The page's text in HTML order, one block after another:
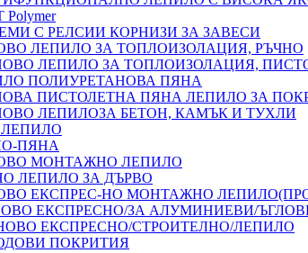
С РЕЛСИИ КОРНИЗИ ЗА ЗАВЕСИ
ЛЕПИЛО ЗА ТОПЛОИЗОЛАЦИЯ, РЪЧНО
ЛЕПИЛО ЗА ТОПЛОИЗОЛАЦИЯ,
ПОЛИУРЕТАНОВА ПЯНА
ПИСТОЛЕТНА ПЯНА ЛЕПИЛО ЗА
ЛЕПИЛОЗА БЕТОН, КАМЪК И ТУХЛИ
ЛЕПИЛО
ПЯНА
МОНТАЖНО ЛЕПИЛО
ЛЕПИЛО ЗА ДЪРВО
ЕКСПРЕС-НО МОНТАЖНО
ЕКСПРЕСНО/ЗА АЛУМИНИЕВИ/
ЕКСПРЕСНО/СТРОИТЕЛНО/ЛЕПИЛО
ПОКРИТИЯ